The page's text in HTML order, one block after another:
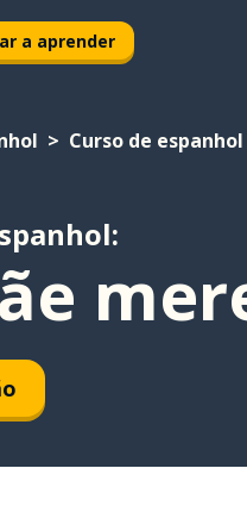
a aprender
Curso de espanhol